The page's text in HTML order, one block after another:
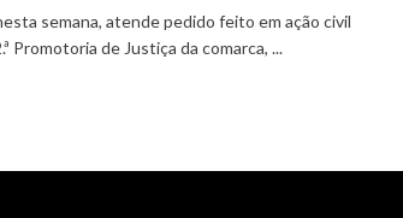
semana, atende pedido feito em ação civil
Promotoria de Justiça da comarca, ...